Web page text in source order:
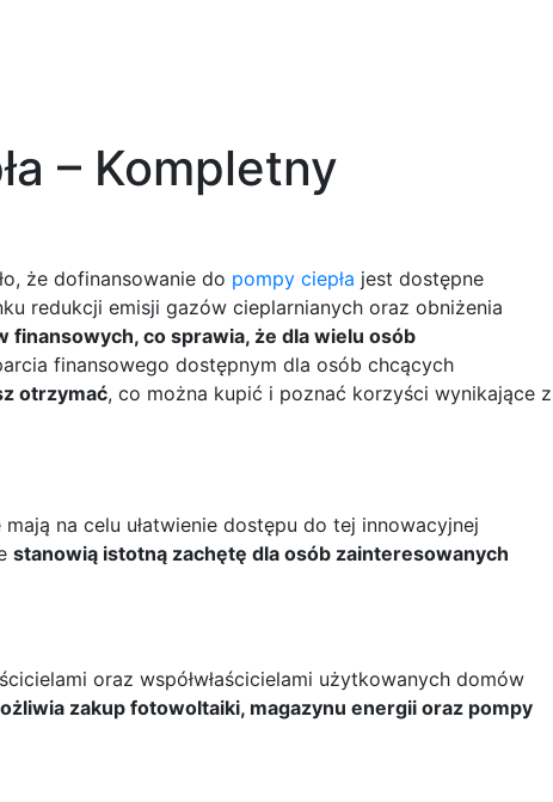
– Kompletny
że dofinansowanie do pompy ciepła jest dostępne
redukcji emisji gazów cieplarnianych oraz obniżenia
finansowych, co sprawia, że dla wielu osób
finansowego dostępnym dla osób chcących
otrzymać, co można kupić i poznać korzyści wynikające z
na celu ułatwienie dostępu do tej innowacyjnej
stanowią istotną zachętę dla osób zainteresowanych
oraz współwłaścicielami użytkowanych domów
zakup fotowoltaiki, magazynu energii oraz pompy